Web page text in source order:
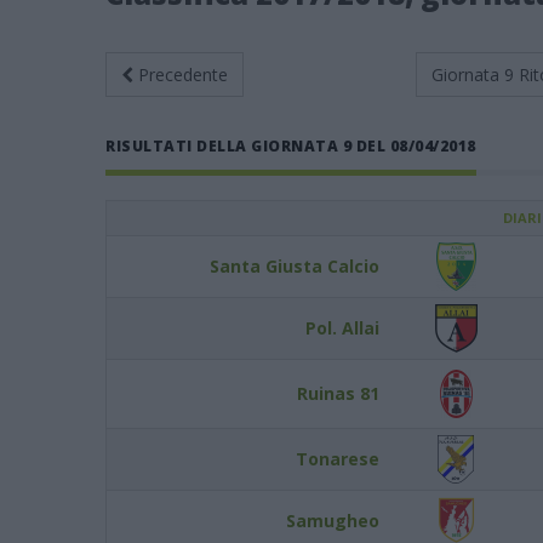
Precedente Giornata 9
RISULTATI DELLA GIORNATA 9 DEL 08/04/2018
Santa Giusta Calcio
Pol. Allai
Ruinas 81
Tonarese
Samugheo